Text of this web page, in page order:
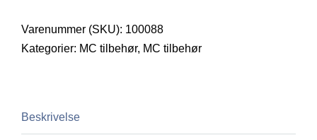
Scraper
antal
Varenummer (SKU): 100088
Kategorier: MC tilbehør, MC tilbehør
Beskrivelse